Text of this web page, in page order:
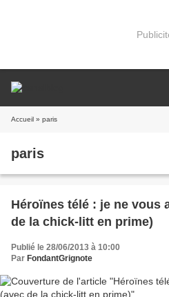
Accueil » paris
paris
Héroïnes télé : je ne vous
de la chick-litt en prime)
Publié le 28/06/2013 à 10:00
Par FondantGrignote